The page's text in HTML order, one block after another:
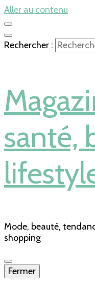
Aller au contenu
Rechercher :
santé,
Mode, beauté,
shopping
Fermer